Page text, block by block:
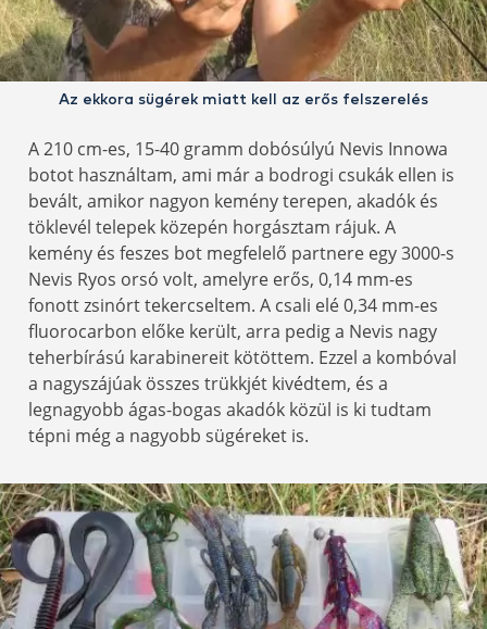
Az ekkora sügérek miatt kell az erős felszerelés
A 210 cm-es, 15-40 gramm dobósúlyú Nevis Innowa
botot használtam, ami már a bodrogi csukák ellen is
bevált, amikor nagyon kemény terepen, akadók és
töklevél telepek közepén horgásztam rájuk. A
kemény és feszes bot megfelelő partnere egy 3000-s
Nevis Ryos orsó volt, amelyre erős, 0,14 mm-es
fonott zsinórt tekercseltem. A csali elé 0,34 mm-es
fluorocarbon előke került, arra pedig a Nevis nagy
teherbírású karabinereit kötöttem. Ezzel a kombóval
a nagyszájúak összes trükkjét kivédtem, és a
legnagyobb ágas-bogas akadók közül is ki tudtam
tépni még a nagyobb sügéreket is.